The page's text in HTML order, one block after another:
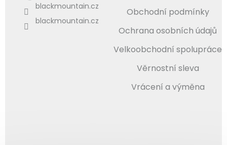
blackmountain.cz
blackmountain.cz
Obchodní podmínky
Ochrana osobních údajů
Velkoobchodní spolupráce
Věrnostní sleva
Vrácení a výměna